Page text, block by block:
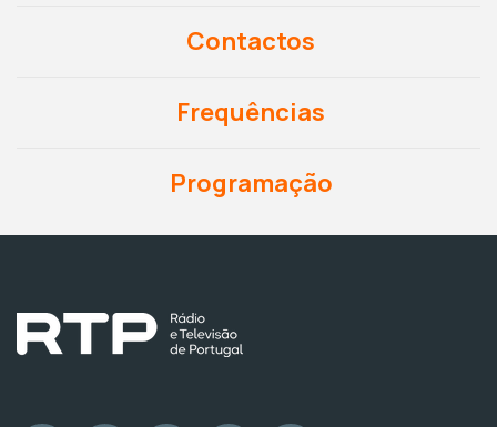
Contactos
Frequências
Programação